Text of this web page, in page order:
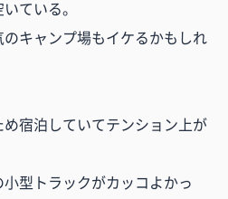
ている。
キャンプ場もイケるかもしれ
宿泊していてテンション上が
型トラックがカッコよかっ